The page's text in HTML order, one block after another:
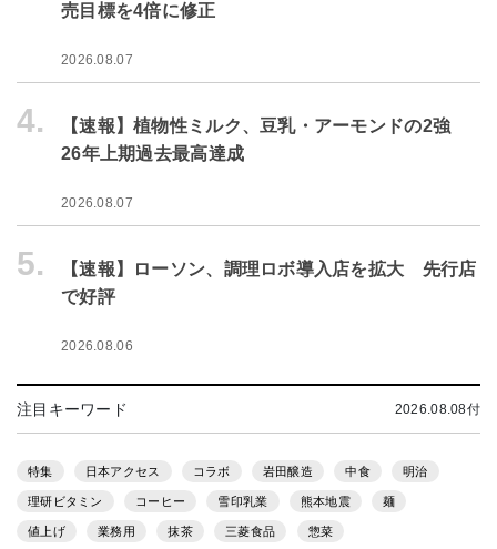
売目標を4倍に修正
2026.08.07
4.
【速報】植物性ミルク、豆乳・アーモンドの2強
26年上期過去最高達成
2026.08.07
5.
【速報】ローソン、調理ロボ導入店を拡大 先行店
で好評
2026.08.06
注目キーワード 2026.08.08付
特集 日本アクセス コラボ 岩田醸造 中食 明治
理研ビタミン コーヒー 雪印乳業 熊本地震 麺
値上げ 業務用 抹茶 三菱食品 惣菜